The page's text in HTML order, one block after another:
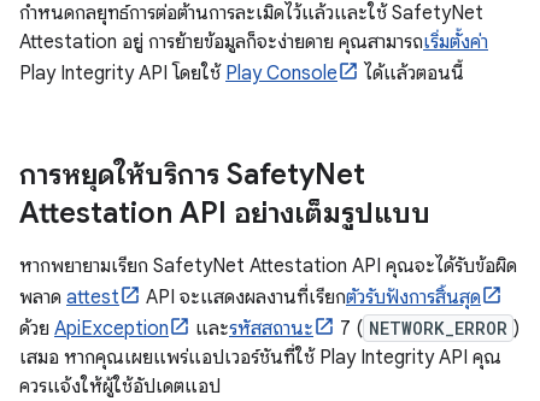
กำหนดกลยุทธ์การต่อต้านการละเมิดไว้แล้วและใช้ SafetyNet
Attestation อยู่ การย้ายข้อมูลก็จะง่ายดาย คุณสามารถเริ่มตั้งค่า
Play Integrity API โดยใช้ Play Console ได้แล้วตอนนี้
การหยุดให้บริการ SafetyNet
Attestation API อย่างเต็มรูปแบบ
หากพยายามเรียก SafetyNet Attestation API คุณจะได้รับข้อผิด
พลาด attest API จะแสดงผลงานที่เรียกตัวรับฟังการสิ้นสุด
ด้วย ApiException และรหัสสถานะ 7 ( NETWORK_ERROR )
เสมอ หากคุณเผยแพร่แอปเวอร์ชันที่ใช้ Play Integrity API คุณ
ควรแจ้งให้ผู้ใช้อัปเดตแอป